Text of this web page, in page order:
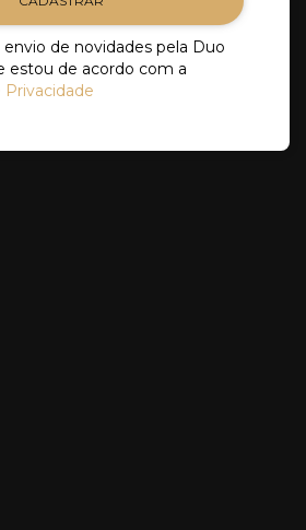
de novidades pela Duo
estou de acordo com a
Privacidade